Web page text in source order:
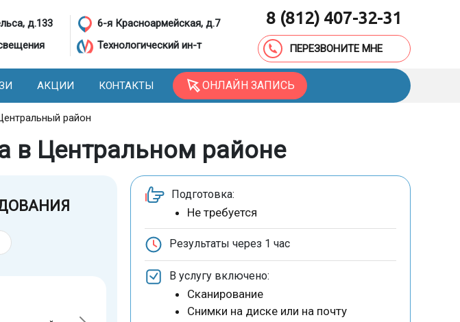
д.133
6-я Красноармейская, д.7
Технологический ин-т
8 (812) 407-32-31
ПЕРЕЗВОНИТЕ МНЕ
АКЦИИ КОНТАКТЫ ОНЛАЙН ЗАПИСЬ
район
в Центральном районе
Подготовка:
Не требуется
Результаты через 1 час
В услугу включено:
Сканирование
Снимки на диске или на почту